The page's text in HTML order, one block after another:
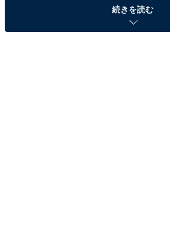
新横浜ラーメン博物館（以下、ラー
続きを読む